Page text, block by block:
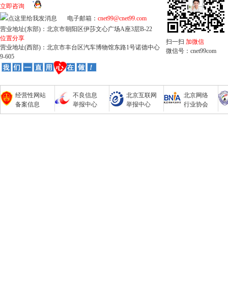
立即咨询
电子邮箱： cnet99@cnet99.com
营业地址(东部)：北京市朝阳区伊莎文心广场A座3层B-22
位置分享
营业地址(西部)：北京市丰台区汽车博物馆东路1号诺德中心
9-605
扫一扫 加微信
微信号：cnet99com
经营性网站
备案信息
不良信息
举报中心
北京互联网
举报中心
北京网络
行业协会